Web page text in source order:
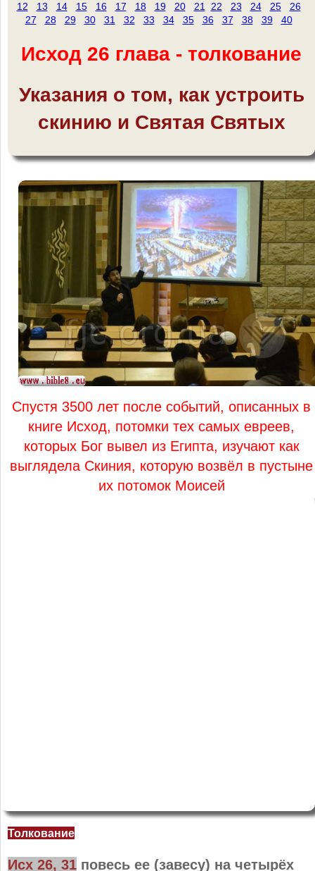
12
13 14 15 16 17 18 19 20 21 22 23 24 25
26
27
28 29 30 31 32 33 34 35 36 37 38 39 40
Исход 26 глава - толкование
Указания о том, как устроить
скинию и Святая Святых
Спустя 3500 лет после событий, описанных в
книге Исход, потомки тех самых евреев,
которых Бог вывел из Египта, изучают как
выглядела Скиния, которую возвёл в пустыне
их потомок Моисей
Толкование
Исх 26, 31 повесь ее (завесу) на четырёх